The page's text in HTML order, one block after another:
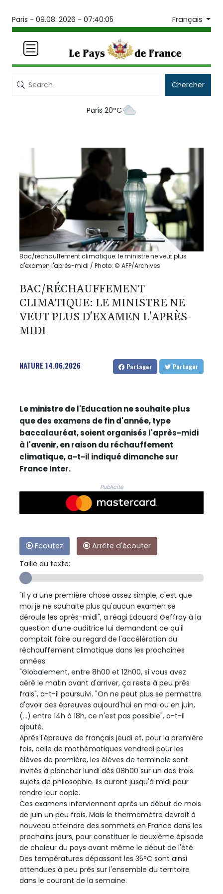
Paris - 09.08. 2026 - 07:40:05 Français
Chercher
Paris 20°C
Bac/réchauffement climatique: le ministre ne veut plus
d'examen l'après-midi / Photo: © AFP/Archives
BAC/RÉCHAUFFEMENT
CLIMATIQUE: LE MINISTRE NE
VEUT PLUS D'EXAMEN L'APRÈS-
MIDI
NATURE14.06.2026 Partager Partager
Le ministre de l'Education ne souhaite plus
que des examens de fin d'année, type
baccalauréat, soient organisés l'après-midi
à l'avenir, en raison du réchauffement
climatique, a-t-il indiqué dimanche sur
France Inter.
Publicité
Ecoutez
Arrête d'écouter
Taille du texte:
"Il y a une première chose assez simple, c'est que
moi je ne souhaite plus qu'aucun examen se
déroule les après-midi", a réagi Edouard Geffray à la
question d'une auditrice lui demandant ce qu'il
comptait faire au regard de l'accélération du
réchauffement climatique dans les prochaines
années.
"Globalement, entre 8h00 et 12h00, si vous avez
aéré le matin avant d'arriver, ça reste à peu près
frais", a-t-il poursuivi. "On ne peut plus se permettre
d'avoir des épreuves aujourd'hui en mai ou en juin,
(...) entre 14h à 18h, ce n'est pas possible", a-t-il
ajouté.
Après l'épreuve de français jeudi et, pour la première
fois, celle de mathématiques vendredi pour les
élèves de première, les élèves de terminale sont
invités à plancher lundi dès 08h00 sur un des trois
sujets de philosophie. Ils auront jusqu'à midi pour
rendre leur copie.
Ces examens interviennent après un début de mois
de juin un peu frais. Mais le thermomètre devrait à
nouveau atteindre des sommets en France dans les
prochains jours, pour constituer le deuxième épisode
de chaleur du pays avant même le début de l'été.
Des températures dépassant les 35°C sont ainsi
attendues à peu près sur l'ensemble du territoire
dans le courant de la semaine.